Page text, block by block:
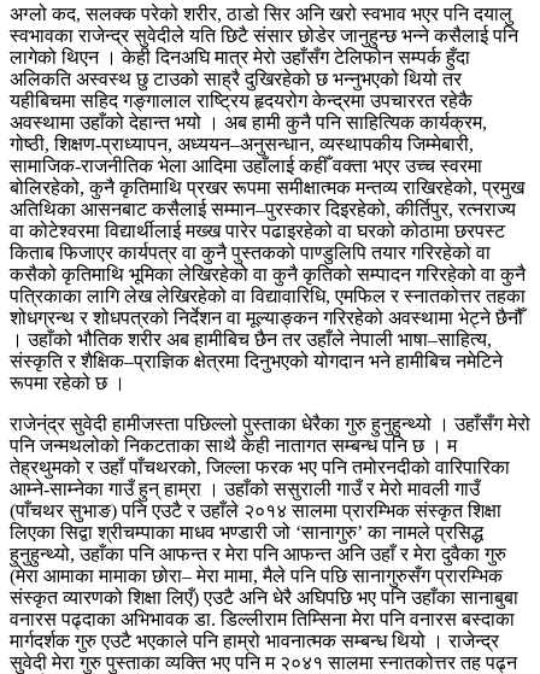
अग्लो कद, सलक्क परेको शरीर, ठाडो सिर अनि खरो स्वभाव भएर पनि दयालु
स्वभावका राजेन्द्र सुवेदीले यति छिटै संसार छोडेर जानुहुन्छ भन्ने कसैलाई पनि
लागेको थिएन । केही दिनअघि मात्र मेरो उहाँसँग टेलिफोन सम्पर्क हुँदा
अलिकति अस्वस्थ छु टाउको साह्रै दुखिरहेको छ भन्नुभएको थियो तर
यहीबिचमा सहिद गङ्गालाल राष्ट्रिय हृदयरोग केन्द्रमा उपचाररत रहेकै
अवस्थामा उहाँको देहान्त भयो । अब हामी कुनै पनि साहित्यिक कार्यक्रम,
गोष्ठी, शिक्षण-प्राध्यापन, अध्ययन–अनुसन्धान, व्यस्थापकीय जिम्मेबारी,
सामाजिक-राजनीतिक भेला आदिमा उहाँलाई कहीँ वक्ता भएर उच्च स्वरमा
बोलिरहेको, कुनै कृतिमाथि प्रखर रूपमा समीक्षात्मक मन्तव्य राखिरहेको, प्रमुख
अतिथिका आसनबाट कसैलाई सम्मान–पुरस्कार दिइरहेको, कीर्तिपुर, रत्नराज्य
वा कोटेश्वरमा विद्यार्थीलाई मख्ख पारेर पढाइरहेको वा घरको कोठामा छरपस्ट
किताब फिजाएर कार्यपत्र वा कुनै पुस्तकको पाण्डुलिपि तयार गरिरहेको वा
कसैको कृतिमाथि भूमिका लेखिरहेको वा कुनै कृतिको सम्पादन गरिरहेको वा कुनै
पत्रिकाका लागि लेख लेखिरहेको वा विद्यावारिधि, एमफिल र स्नातकोत्तर तहका
शोधग्रन्थ र शोधपत्रको निर्देशन वा मूल्याङ्कन गरिरहेको अवस्थामा भेट्ने छैनौँ
। उहाँको भौतिक शरीर अब हामीबिच छैन तर उहाँले नेपाली भाषा–साहित्य,
संस्कृति र शैक्षिक–प्राज्ञिक क्षेत्रमा दिनुभएको योगदान भने हामीबिच नमेटिने
रूपमा रहेको छ ।
राजेन्ंद्र सुवेदी हामीजस्ता पछिल्लो पुस्ताका धेरैका गुरु हुनुहुन्थ्यो । उहाँसँग मेरो
पनि जन्मथलोको निकटताका साथै केही नातागत सम्बन्ध पनि छ । म
तेह्रथुमको र उहाँ पाँचथरको, जिल्ला फरक भए पनि तमोरनदीको वारिपारिका
आम्ने-साम्नेका गाउँ हुन् हाम्रा । उहाँको ससुराली गाउँ र मेरो मावली गाउँ
(पाँचथर सुभाङ) पनि एउटै र उहाँले २०१४ सालमा प्रारम्भिक संस्कृत शिक्षा
लिएका सिद्वा श्रीचम्पाका माधव भण्डारी जो ‘सानागुरु’ का नामले प्रसिद्ध
हुनुहुन्थ्यो, उहाँका पनि आफन्त र मेरा पनि आफन्त अनि उहाँ र मेरा दुवैका गुरु
(मेरा आमाका मामाका छोरा– मेरा मामा, मैले पनि पछि सानागुरुसँग प्रारम्भिक
संस्कृत व्यारणको शिक्षा लिएँ) एउटै अनि धेरै अघिपछि भए पनि उहाँका सानाबुबा
वनारस पढ्दाका अभिभावक डा. डिल्लीराम तिम्सिना मेरा पनि वनारस बस्दाका
मार्गदर्शक गुरु एउटै भएकाले पनि हाम्रो भावनात्मक सम्बन्ध थियो । राजेन्द्र
सुवेदी मेरा गुरु पुस्ताका व्यक्ति भए पनि म २०४१ सालमा स्नातकोत्तर तह पढ्न